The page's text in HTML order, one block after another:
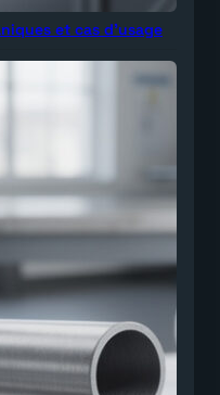
et cas d’usage